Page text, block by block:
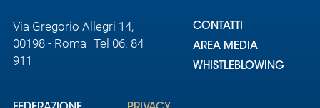
Via Gregorio Allegri 14,
00198 - Roma Tel 06. 84
911
CONTATTI
AREA MEDIA
WHISTLEBLOWING